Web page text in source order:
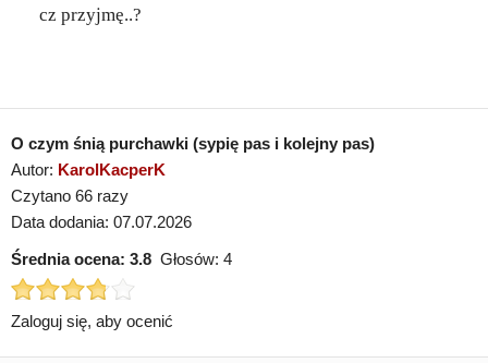
cz przyjmę..?
O czym śnią purchawki (sypię pas i kolejny pas)
Autor: KarolKacperK
Czytano 66 razy
Data dodania: 07.07.2026
Średnia ocena: 3.8 Głosów: 4
Zaloguj się, aby ocenić